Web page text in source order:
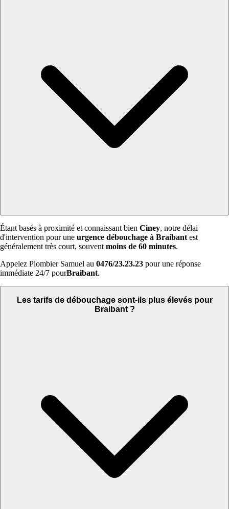
Étant basés à proximité et connaissant bien Ciney, notre délai
d'intervention pour une urgence débouchage à Braibant est
généralement très court, souvent moins de 60 minutes.
Appelez Plombier Samuel au 0476/23.23.23 pour une réponse
immédiate 24/7 pourBraibant.
Les tarifs de débouchage sont-ils plus élevés pour
Braibant ?